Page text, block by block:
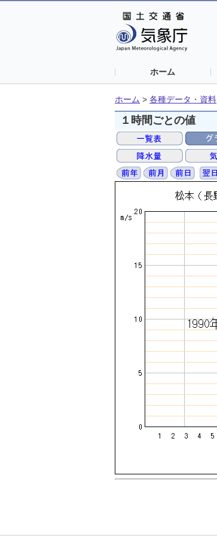
ホーム
ホーム > 各種データ・資料
１時間ごとの値